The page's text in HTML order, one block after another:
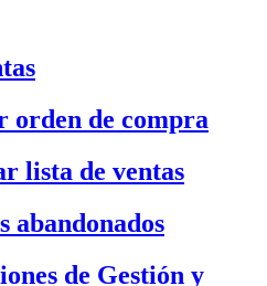
orden de compra
lista de ventas
abandonados
de Gestión y